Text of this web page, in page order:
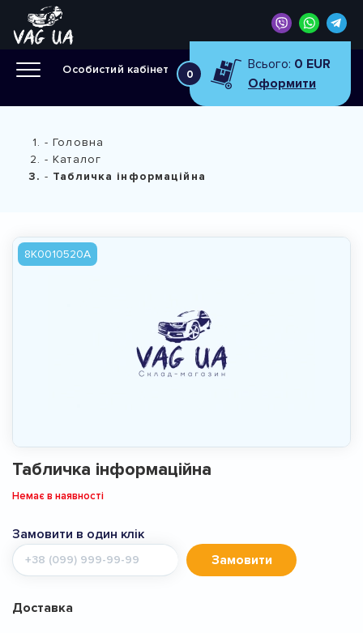
Особистий кабінет 0
Всього: 0 EUR
Оформити
Головна
Каталог
Табличка інформаційна
8K0010520A
Табличка інформаційна
Немає в наявності
Замовити в один клік
Мобільний
телефон
Замовити
Доставка